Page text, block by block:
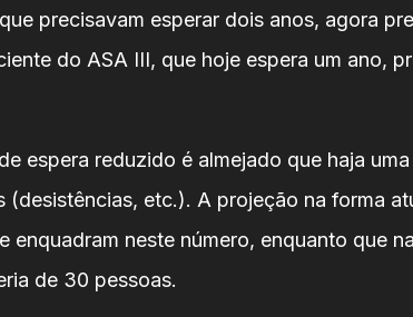
precisavam esperar dois anos, agora
do ASA III, que hoje espera um ano,
espera reduzido é almejado que haja
(desistências, etc.). A projeção na forma
enquadram neste número, enquanto que
de 30 pessoas.